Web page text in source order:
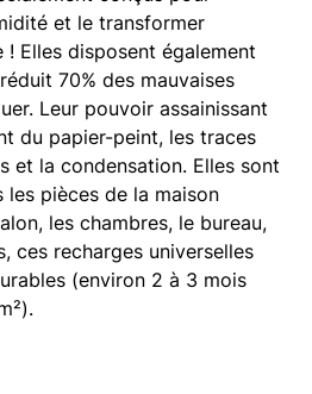
et le transformer
Elles disposent également
70% des mauvaises
Leur pouvoir assainissant
du papier-peint, les traces
et la condensation. Elles sont
pièces de la maison
les chambres, le bureau,
ces recharges universelles
(environ 2 à 3 mois